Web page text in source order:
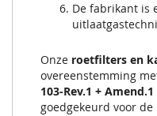
De fabrikant is
Onze roetfilters en
overeenstemming
103-Rev.1 +
goedgekeurd voor